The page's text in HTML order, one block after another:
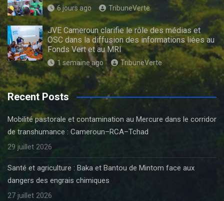
6 jours ago TribuneVerte
JVE Cameroun clarifie le rôle des médias et
OSC dans la diffusion des informations liées au
Fonds Vert et au MRI
1 semaine ago TribuneVerte
Recent Posts
Mobilité pastorale et contamination au Mercure dans le corridor
de transhumance : Cameroun–RCA–Tchad
29 juillet 2026
Santé et agriculture : Baka et Bantou de Mintom face aux
dangers des engrais chimiques
27 juillet 2026